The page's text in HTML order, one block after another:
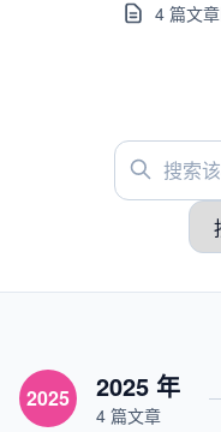
4 篇文章
2025 2025 年
4 篇文章